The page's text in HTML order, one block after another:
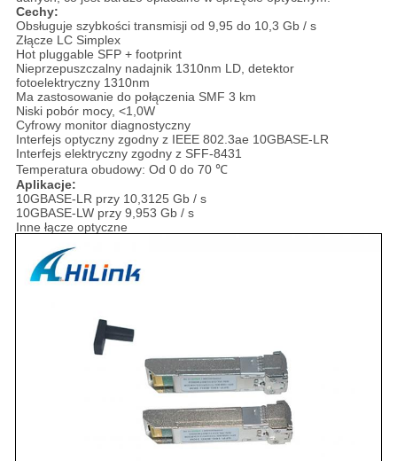
Cechy:
Obsługuje szybkości transmisji od 9,95 do 10,3 Gb / s
Złącze LC Simplex
Hot pluggable SFP + footprint
Nieprzepuszczalny nadajnik 1310nm LD, detektor
fotoelektryczny 1310nm
Ma zastosowanie do połączenia SMF 3 km
Niski pobór mocy, <1,0W
Cyfrowy monitor diagnostyczny
Interfejs optyczny zgodny z IEEE 802.3ae 10GBASE-LR
Interfejs elektryczny zgodny z SFF-8431
Temperatura obudowy: Od 0 do 70 ℃
Aplikacje:
10GBASE-LR przy 10,3125 Gb / s
10GBASE-LW przy 9,953 Gb / s
Inne łącze optyczne